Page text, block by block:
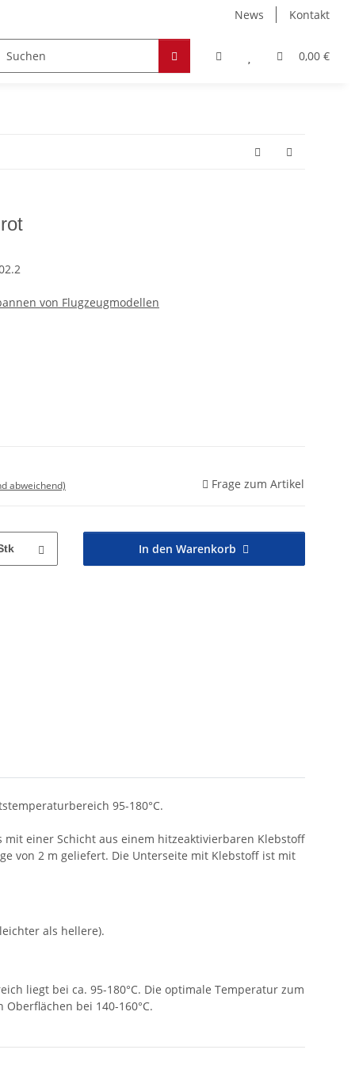
News Kontakt
0,00 €
Zubehör Hobby & Freizeit Werkstoffe
von Flugzeugmodellen
abweichend) Frage zum Artikel
In den Warenkorb
95-180°C.
einer Schicht aus einem hitzeaktivierbaren Klebstoff
von 2 m geliefert. Die Unterseite mit Klebstoff ist mit
als hellere).
liegt bei ca. 95-180°C. Die optimale Temperatur zum
bei 140-160°C.